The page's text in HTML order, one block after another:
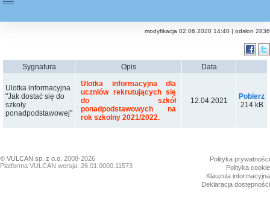
☰
modyfikacja 02.06.2020 14:40 | odsłon 2836
Sygnatura Opis Data
Ulotka informacyjna
"Jak dostać się do
szkoły
ponadpodstawowej"
Ulotka informacyjna dla
uczniów rekrutujących się
do szkół
ponadpodstawowych na
rok szkolny 2021/2022.
12.04.2021
Pobierz
214 kB
© VULCAN sp. z o.o. 2008-2026
Platforma VULCAN wersja: 26.01.0000.11573
Polityka prywatności
Polityka cookie
Klauzula informacyjna
Deklaracja dostępności